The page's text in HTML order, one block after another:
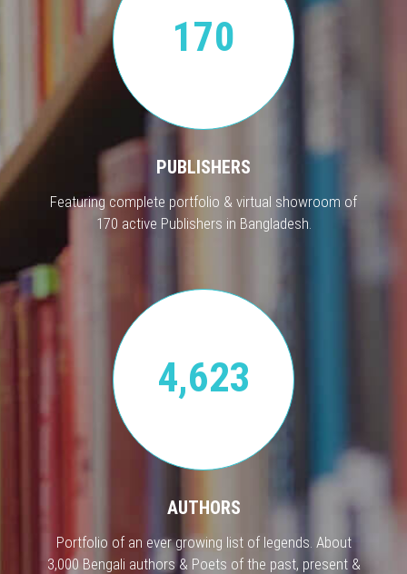
170
PUBLISHERS
Featuring complete portfolio & virtual showroom of
170 active Publishers in Bangladesh.
4,623
AUTHORS
Portfolio of an ever growing list of legends. About
3,000 Bengali authors & Poets of the past, present &